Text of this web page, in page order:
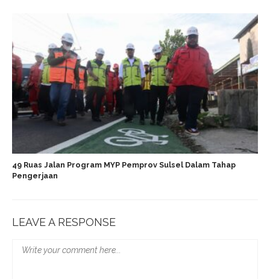
49 Ruas Jalan Program MYP Pemprov Sulsel Dalam Tahap
Pengerjaan
LEAVE A RESPONSE